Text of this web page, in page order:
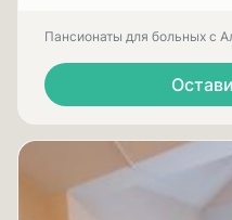
Пансионаты для больных с